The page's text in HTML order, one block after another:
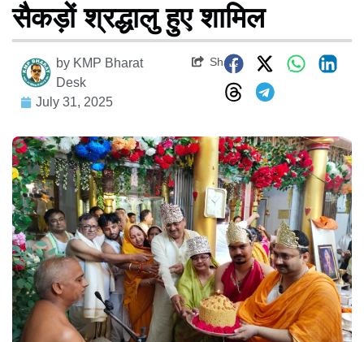
सैकड़ों श्रद्धालु हुए शामिल
by KMP Bharat
Desk
July 31, 2025
Share